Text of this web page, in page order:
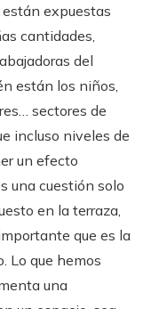
expuestas
cantidades,
del
están los niños,
sectores de
incluso niveles de
un efecto
una cuestión solo
en la terraza,
que es la
Lo que hemos
una